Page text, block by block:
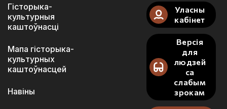
Гісторыка-
культурныя
каштоўнасці
Мапа гісторыка-
культурных
каштоўнасцей
Навіны
Уласны
кабінет
Версія
для
людзей
са
слабым
зрокам